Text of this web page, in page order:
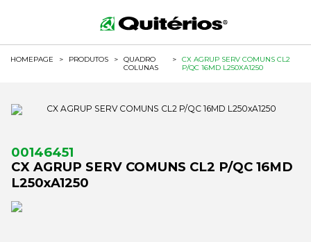
HOMEPAGE > PRODUTOS >
QUADRO
COLUNAS
>
CX AGRUP SERV COMUNS CL2
P/QC 16MD L250XA1250
00146451
CX AGRUP SERV COMUNS CL2 P/QC 16MD
L250xA1250